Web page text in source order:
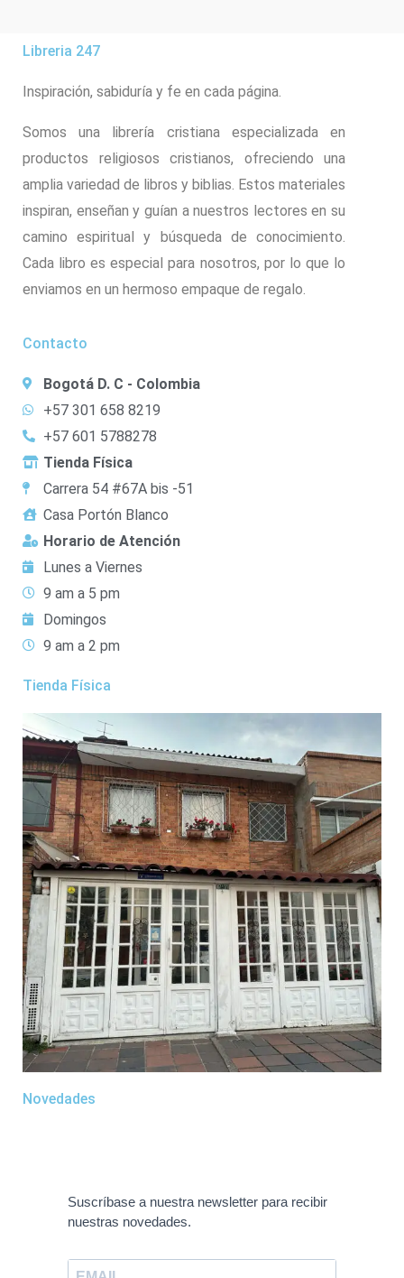
Libreria 247
Inspiración, sabiduría y fe en cada página.
Somos una librería cristiana especializada en
productos religiosos cristianos, ofreciendo una
amplia variedad de libros y biblias. Estos materiales
inspiran, enseñan y guían a nuestros lectores en su
camino espiritual y búsqueda de conocimiento.
Cada libro es especial para nosotros, por lo que lo
enviamos en un hermoso empaque de regalo.
Contacto
Bogotá D. C - Colombia
+57 301 658 8219
+57 601 5788278
Tienda Física
Carrera 54 #67A bis -51
Casa Portón Blanco
Horario de Atención
Lunes a Viernes
9 am a 5 pm
Domingos
9 am a 2 pm
Tienda Física
Novedades
Suscríbase a nuestra newsletter para recibir
nuestras novedades.